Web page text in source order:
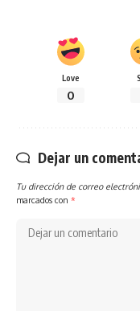
Love
0
Dejar un
Tu dirección de correo
marcados con *